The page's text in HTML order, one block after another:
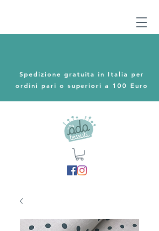
Spedizione gratuita in Italia per
ordini pari o superiori a 100 Euro